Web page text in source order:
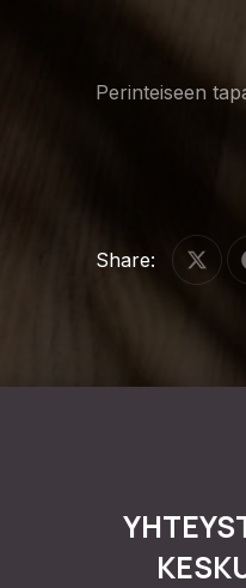
Perinteiseen
Share: Share